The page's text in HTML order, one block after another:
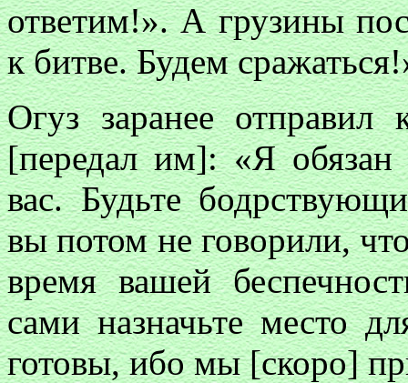
ответим!». А грузины
к битве. Будем
Огуз заранее отправил
[передал им]: «Я обязан
вас. Будьте
вы потом не говорили,
время вашей
сами назначьте место
готовы, ибо мы [скоро]